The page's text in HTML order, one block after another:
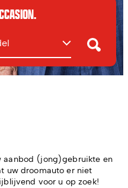
aanbod (jong)gebruikte en
uw droomauto er niet
voor u op zoek!